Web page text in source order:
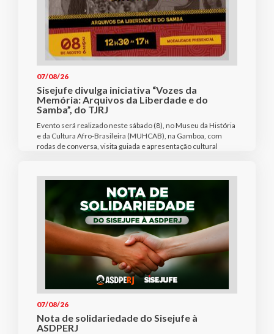
07/08/26
Sisejufe divulga iniciativa “Vozes da
Memória: Arquivos da Liberdade e do
Samba”, do TJRJ
Evento será realizado neste sábado (8), no Museu da História
e da Cultura Afro-Brasileira (MUHCAB), na Gamboa, com
rodas de conversa, visita guiada e apresentação cultural
07/08/26
Nota de solidariedade do Sisejufe à
ASDPERJ